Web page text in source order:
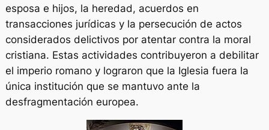
esposa e hijos, la heredad, acuerdos en
transacciones jurídicas y la persecución de actos
considerados delictivos por atentar contra la moral
cristiana. Estas actividades contribuyeron a debilitar
el imperio romano y lograron que la Iglesia fuera la
única institución que se mantuvo ante la
desfragmentación europea.